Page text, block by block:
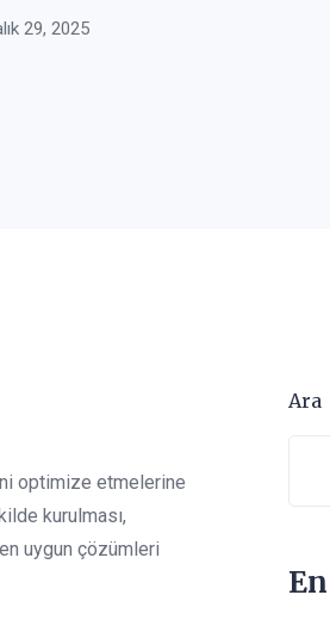
29, 2025
optimize etmelerine
kurulması,
uygun çözümleri
Ara